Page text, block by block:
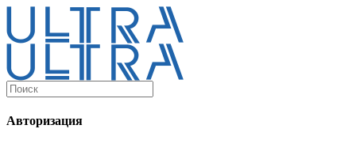
Каталог
Компьютеры и комплектующие
Авторизация